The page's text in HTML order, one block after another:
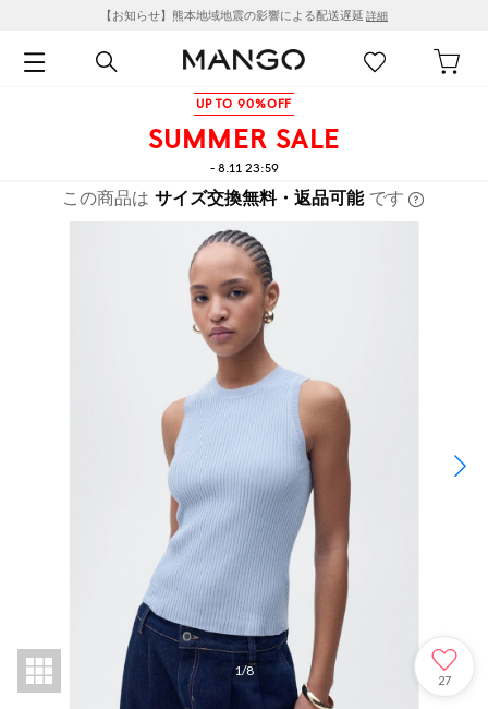
【お知らせ】熊本地域地震の影響による配送遅延 詳細
UP TO 90%OFF
SUMMER SALE
- 8.11 23:59
この商品は サイズ交換無料・返品可能 です
1/8
27